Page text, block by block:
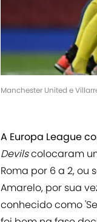
Manchester United e
A Europa League
Devilscolocaram
Roma por 6 a 2, ou
Amarelo, por sua
conhecido como